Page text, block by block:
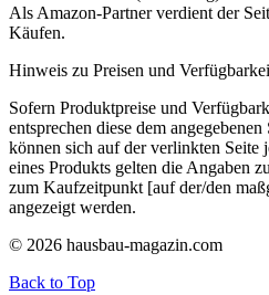
Als Amazon-Partner verdient der
Käufen.
Hinweis zu Preisen und
Sofern Produktpreise und
entsprechen diese dem
können sich auf der verlinkten Seite
eines Produkts gelten die Angaben
zum Kaufzeitpunkt [auf der/den
angezeigt werden.
© 2026 hausbau-magazin.com
Back to Top